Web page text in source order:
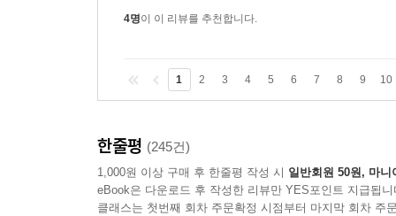
4명이 이 리뷰를 추천합니다.
1 2 3 4 5 6 7 8 9 10
한줄평 (245건)
1,000원 이상 구매 후 한줄평 작성 시 일반회원 50원, 마니
eBook은 다운로드 후 작성한 리뷰만 YES포인트 지급됩니
클래스는 첫번째 회차 주문확정 시점부터 마지막 회차 주